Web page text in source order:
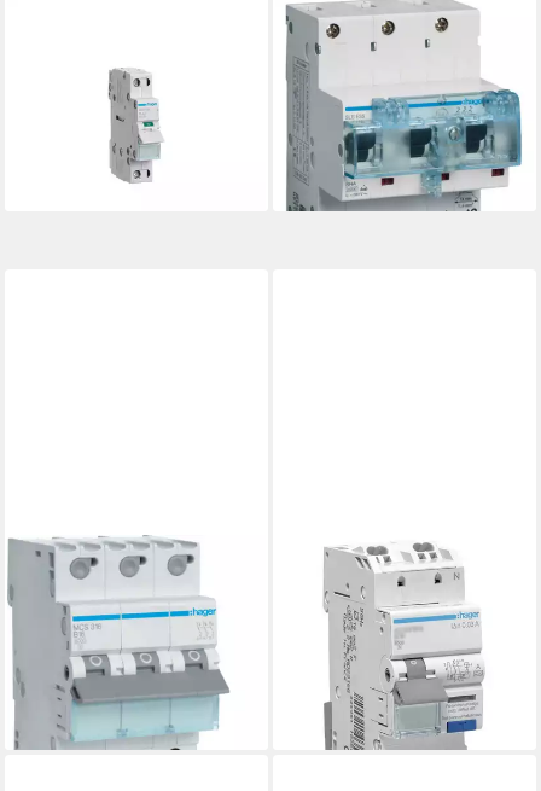
1P 16A SBN116
lieferbar - in 3-4 Werktagen bei dir
HAGER
Schalter Hager HTN335E
HTN335E
Leitungsschutzschalter 3polig
35 A
168,47 €
lieferbar - in 2-3 Werktagen bei dir
HAGER
Schalter Hager MCS316
MCS316
Leitungsschutzschalter
3phasig 16 A 230 V, 400
ab 52,74 €
lieferbar - in 2-3 Werktagen bei dir
HAGER
Schalter Hager ADS916D FI-
Schutzschalter/
2polig 16 A
ab 63,31 €
lieferbar - in 2-3 Werktagen bei dir